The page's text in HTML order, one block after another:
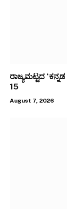
ರಾಜ್ಯಮಟ್ಟದ
15
August 7, 2026